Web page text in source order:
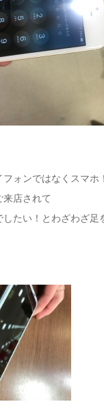
ォンではなくスマホ！
来店されて
たい！とわざわざ足